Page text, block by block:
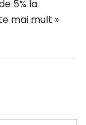
5% la
mai mult »